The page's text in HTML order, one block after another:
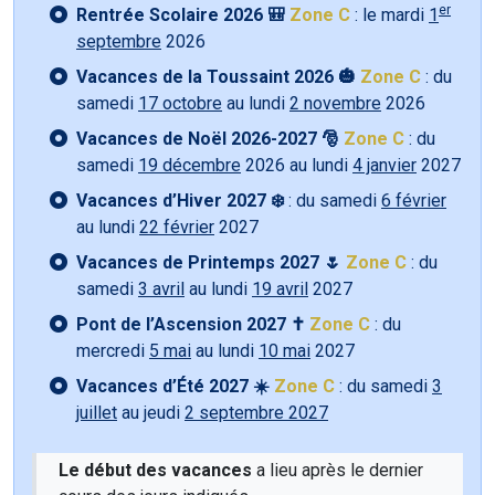
Rentrée Scolaire 2026 🎒 Zone C : le mardi 1 er
septembre 2026
Vacances de la Toussaint 2026 🎃 Zone C : du
samedi 17 octobre au lundi 2 novembre 2026
Vacances de Noël 2026-2027 🎅 Zone C : du
samedi 19 décembre 2026 au lundi 4 janvier 2027
Vacances d’Hiver 2027 ❄️: du samedi 6 février
au lundi 22 février 2027
Vacances de Printemps 2027 🌷 Zone C : du
samedi 3 avril au lundi 19 avril 2027
Pont de l’Ascension 2027 ✝️ Zone C : du
mercredi 5 mai au lundi 10 mai 2027
Vacances d’Été 2027 ☀️ Zone C : du samedi 3
juillet au jeudi 2 septembre 2027
Le début des vacances a lieu après le dernier